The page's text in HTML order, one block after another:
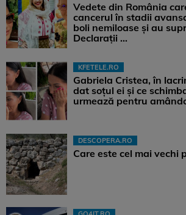
Vedete din România
cancerul în stadii
boli nemiloase şi au
Declarații ...
KFETELE.RO
Gabriela Cristea, în
dat soțul ei și ce
urmează pentru
DESCOPERA.RO
Care este cel mai vechi